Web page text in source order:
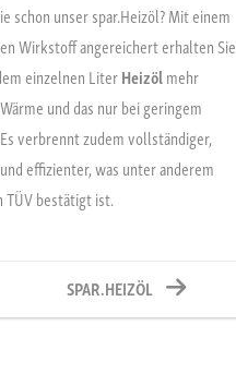
schon unser spar.Heizöl? Mit einem
Wirkstoff angereichert erhalten Sie
einzelnen LiterHeizölmehr
und das nur bei geringem
verbrennt zudem vollständiger,
effizienter, was unter anderem
TÜV bestätigt ist.
SPAR.HEIZÖL